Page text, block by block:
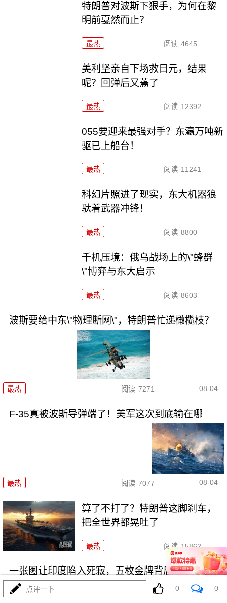
特朗普对波斯下狠手，为何在黎
明前戛然而止？
最热 阅读 4645
美利坚亲自下场救日元，结果
呢？回弹后又蔫了
最热 阅读 12392
055要迎来最强对手？东瀛万吨新
驱已上船台！
最热 阅读 11241
科幻片照进了现实，东大机器狼
驮着武器冲锋！
最热 阅读 8800
千机压境：俄乌战场上的\"蜂群
\"博弈与东大启示
最热 阅读 8603
波斯要给中东\"物理断网\"，特朗普忙递橄榄枝？
最热 阅读 7271 08-04
F-35真被波斯导弹端了！美军这次到底输在哪
最热 阅读 7077 08-04
算了不打了？特朗普这脚刹车，
把全世界都晃吐了
最热 阅读 15862
一张图让印度陷入死寂，五枚金牌背后的终极真相
点评一下 0 0